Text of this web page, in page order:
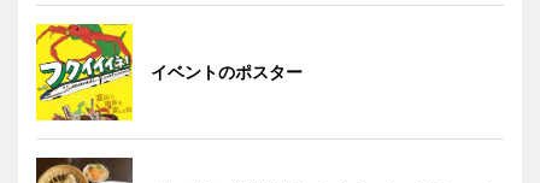
イベントのポスター